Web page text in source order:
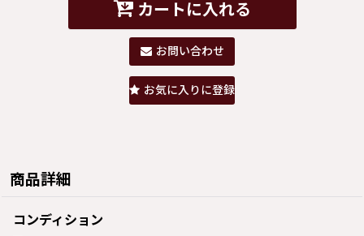
カートに入れる
お問い合わせ
お気に入りに登録
商品詳細
コンディション